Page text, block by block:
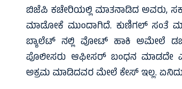
ಬಿಜೆಪಿ ಕಚೇರಿಯಲ್ಲಿ ಮಾತನಾಡಿದ ಅವರು,
‌ಮಾಡೋಕೆ ಮುಂದಾಗಿದೆ. ಕುಣಿಗಲ್ ಸಂತೆ
ಬ್ಯಾಲೆಟ್ ನಲ್ಲಿ ವೋಟ್ ಹಾಕಿ ಅಮೇಲೆ
ಪೊಲೀಸರು ಆಫೀಸರ್ ಬಂಧನ ಮಾಡದೇ
ಅಕ್ರಮ ಮಾಡಿದವರ ಮೇಲೆ ಕೇಸ್ ಇಲ್ಲ. ಏನಿದು